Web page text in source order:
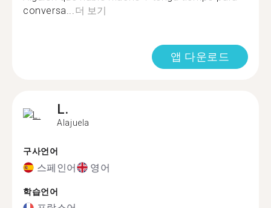
conversa...더 보기
앱 다운로드
L.
Alajuela
구사언어
스페인어 영어
학습언어